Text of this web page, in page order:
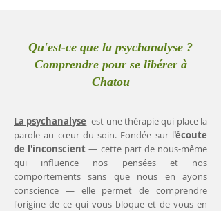
Qu'est-ce que la psychanalyse ?
Comprendre pour se libérer à
Chatou
La psychanalyse est une thérapie qui place la
parole au cœur du soin. Fondée sur l'écoute
de l'inconscient— cette part de nous-même
qui influence nos pensées et nos
comportements sans que nous en ayons
conscience — elle permet de comprendre
l'origine de ce qui vous bloque et de vous en